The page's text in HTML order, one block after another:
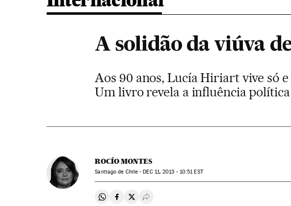
A solidão da viúva
Aos 90 anos, Lucía Hiriart vive só
Um livro revela a influência
ROCÍO MONTES
Santiago de Chile -DEC11, 2013 - 10:51EST
Compartir en Whatsapp
Compartir en Facebook
Compartir en Twitter
Desplegar Redes Sociales